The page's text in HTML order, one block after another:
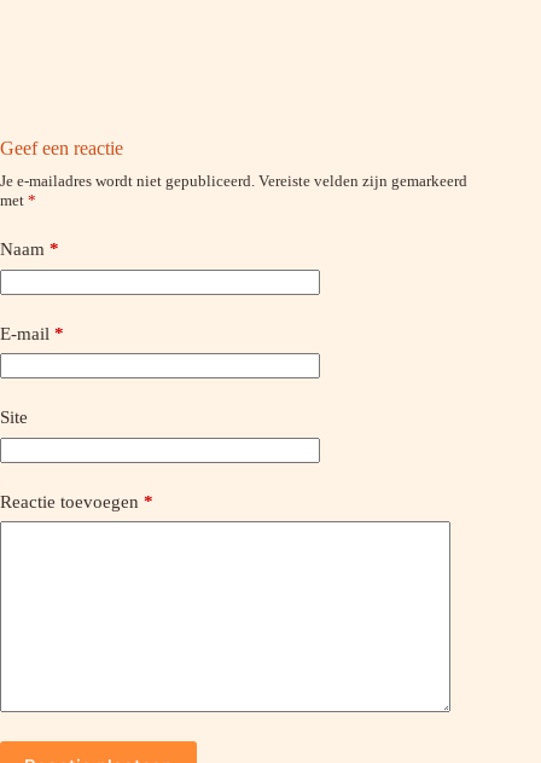
Geef een reactie
Je e-mailadres wordt niet gepubliceerd. Vereiste velden zijn gemarkeerd
met *
Naam *
E-mail *
Site
Reactie toevoegen *